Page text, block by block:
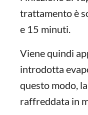
trattamento è
e 15 minuti.
Viene quindi
introdotta
questo modo,
raffreddata in